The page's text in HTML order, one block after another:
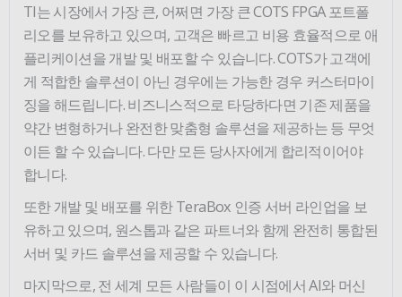
TI는 시장에서 가장 큰, 어쩌면 가장 큰 COTS FPGA 포트폴
리오를 보유하고 있으며, 고객은 빠르고 비용 효율적으로 애
플리케이션을 개발 및 배포할 수 있습니다. COTS가 고객에
게 적합한 솔루션이 아닌 경우에는 가능한 경우 커스터마이
징을 해드립니다. 비즈니스적으로 타당하다면 기존 제품을
약간 변형하거나 완전한 맞춤형 솔루션을 제공하는 등 무엇
이든 할 수 있습니다. 다만 모든 당사자에게 합리적이어야
합니다.
또한 개발 및 배포를 위한 TeraBox 인증 서버 라인업을 보
유하고 있으며, 원스톱과 같은 파트너와 함께 완전히 통합된
서버 및 카드 솔루션을 제공할 수 있습니다.
마지막으로, 전 세계 모든 사람들이 이 시점에서 AI와 머신